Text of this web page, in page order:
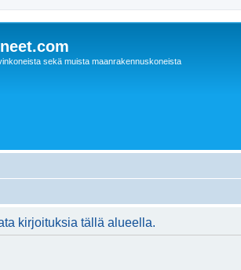
sekä muista maanrakennuskoneista
kirjoituksia tällä alueella.